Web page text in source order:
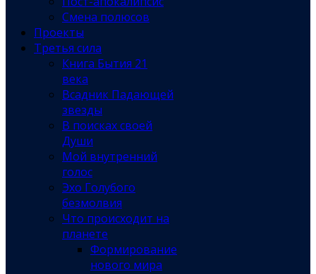
Смена полюсов
Проекты
Третья сила
Книга Бытия 21
века
Всадник Падающей
звезды
В поисках своей
Души
Мой внутренний
голос
Эхо Голубого
безмолвия
Что происходит на
планете
Формирование
нового мира